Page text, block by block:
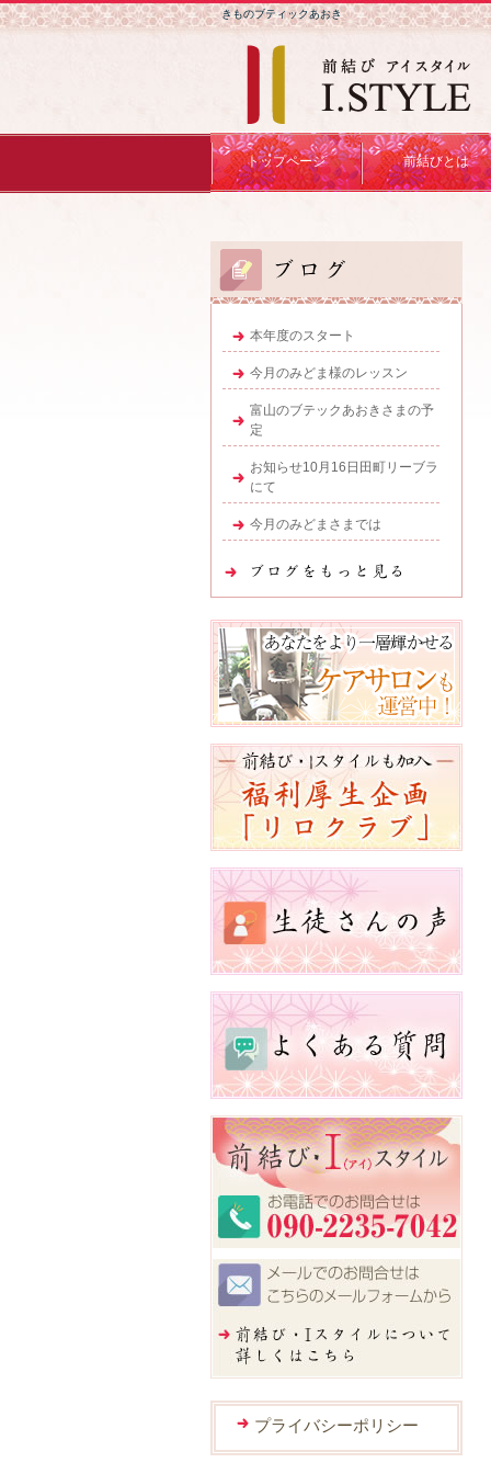
きものブティックあおき
トップページ 前結びとは
本年度のスタート
今月のみどま様のレッスン
富山のブテックあおきさまの予
定
お知らせ10月16日田町リーブラ
にて
今月のみどまさまでは
プライバシーポリシー